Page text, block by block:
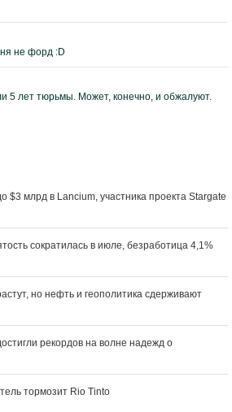
не форд :D
5 лет тюрьмы. Может, конечно, и обжалуют.
$3 млрд в Lancium, участника проекта Stargate
сократилась в июле, безработица 4,1%
но нефть и геополитика сдерживают
рекордов на волне надежд о
тормозит Rio Tinto